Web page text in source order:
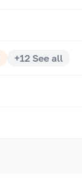
+12 See all